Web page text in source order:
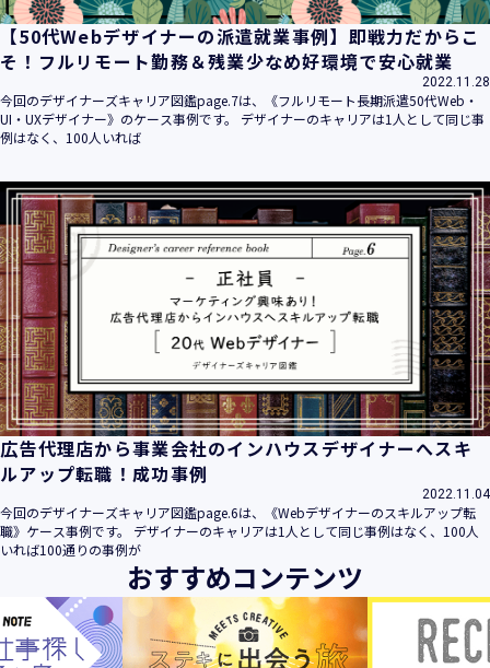
【50代Webデザイナーの派遣就業事例】即戦力だからこ
そ！フルリモート勤務＆残業少なめ好環境で安心就業
2022.11.28
今回のデザイナーズキャリア図鑑page.7は、《フルリモート長期派遣50代Web・
UI・UXデザイナー》のケース事例です。 デザイナーのキャリアは1人として同じ事
例はなく、100人いれば
広告代理店から事業会社のインハウスデザイナーへスキ
ルアップ転職！成功事例
2022.11.04
今回のデザイナーズキャリア図鑑page.6は、《Webデザイナーのスキルアップ転
職》ケース事例です。 デザイナーのキャリアは1人として同じ事例はなく、100人
いれば100通りの事例が
おすすめコンテンツ